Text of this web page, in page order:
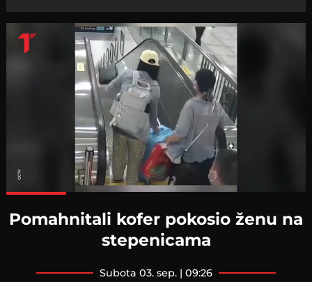
Pomahnitali kofer pokosio ženu na
stepenicama
subota 03. sep. | 09:26